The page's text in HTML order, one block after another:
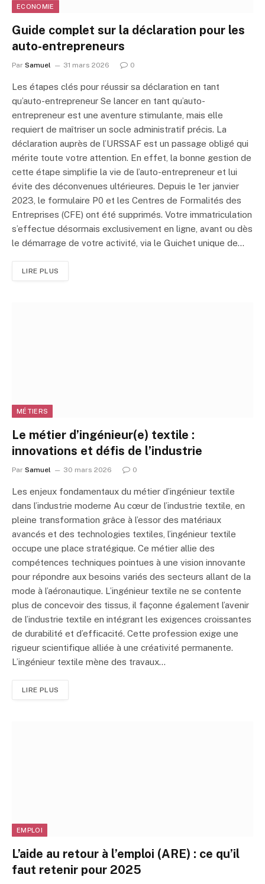
ECONOMIE
Guide complet sur la déclaration pour les
auto-entrepreneurs
Par Samuel 31 mars 2026 0
Les étapes clés pour réussir sa déclaration en tant
qu’auto-entrepreneur Se lancer en tant qu’auto-
entrepreneur est une aventure stimulante, mais elle
requiert de maîtriser un socle administratif précis. La
déclaration auprès de l’URSSAF est un passage obligé qui
mérite toute votre attention. En effet, la bonne gestion de
cette étape simplifie la vie de l’auto-entrepreneur et lui
évite des déconvenues ultérieures. Depuis le 1er janvier
2023, le formulaire P0 et les Centres de Formalités des
Entreprises (CFE) ont été supprimés. Votre immatriculation
s’effectue désormais exclusivement en ligne, avant ou dès
le démarrage de votre activité, via le Guichet unique de…
LIRE PLUS
MÉTIERS
Le métier d’ingénieur(e) textile :
innovations et défis de l’industrie
Par Samuel 30 mars 2026 0
Les enjeux fondamentaux du métier d’ingénieur textile
dans l’industrie moderne Au cœur de l’industrie textile, en
pleine transformation grâce à l’essor des matériaux
avancés et des technologies textiles, l’ingénieur textile
occupe une place stratégique. Ce métier allie des
compétences techniques pointues à une vision innovante
pour répondre aux besoins variés des secteurs allant de la
mode à l’aéronautique. L’ingénieur textile ne se contente
plus de concevoir des tissus, il façonne également l’avenir
de l’industrie textile en intégrant les exigences croissantes
de durabilité et d’efficacité. Cette profession exige une
rigueur scientifique alliée à une créativité permanente.
L’ingénieur textile mène des travaux…
LIRE PLUS
EMPLOI
L’aide au retour à l’emploi (ARE) : ce qu’il
faut retenir pour 2025